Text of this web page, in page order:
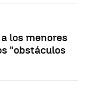
los menores
"obstáculos